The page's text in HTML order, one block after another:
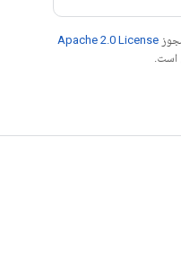
Apache 2.0 License